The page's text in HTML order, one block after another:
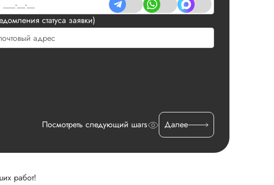
статуса заявки)
Посмотреть следующий шагs Далее
работ!